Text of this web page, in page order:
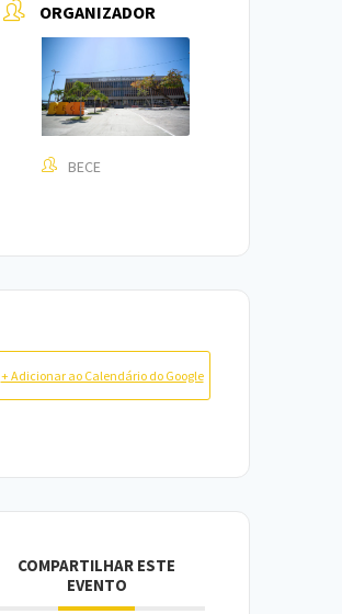
ORGANIZADOR
BECE
+ Adicionar ao Calendário do Google
COMPARTILHAR ESTE
EVENTO